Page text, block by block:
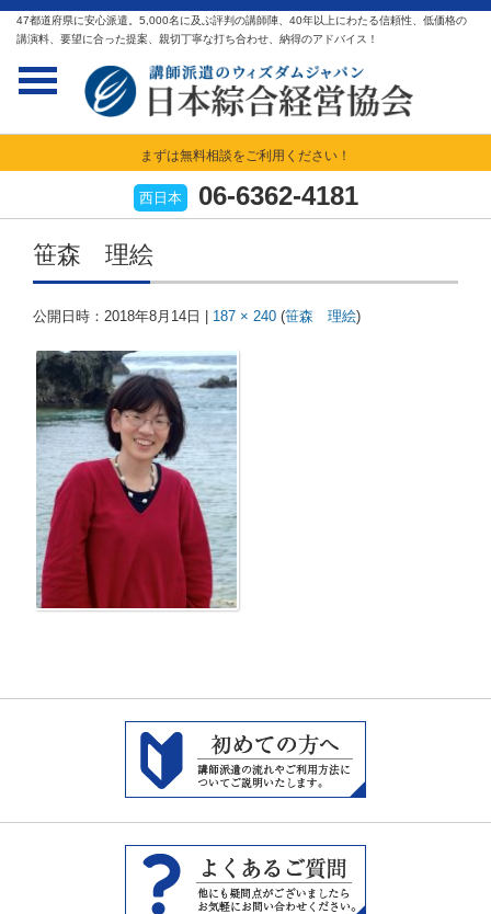
47都道府県に安心派遣。5,000名に及ぶ評判の講師陣、40年以上にわたる信頼性、低価格の
講演料、要望に合った提案、親切丁寧な打ち合わせ、納得のアドバイス！
まずは無料相談をご利用ください！
西日本 06-6362-4181
笹森 理絵
公開日時： 2018年8月14日 187 × 240 (笹森 理絵)